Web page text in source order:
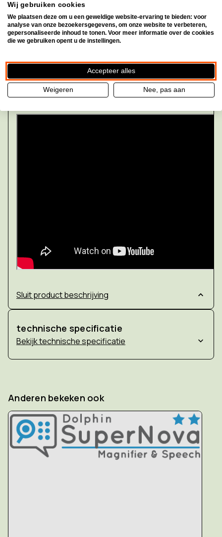
toekomstig gebruik
Tekst scannen, bekijken en
lezen
SuperNova's nieuwe Doc Reader
Sluit product beschrijving
technische specificatie
technische specificatie
Anderen bekeken ook
Wij gebruiken cookies
We plaatsen deze om u een geweldige website-ervaring te bieden: voor
analyse van onze bezoekersgegevens, om onze website te verbeteren,
gepersonaliseerde inhoud te tonen. Voor meer informatie over de cookies
die we gebruiken opent u de instellingen.
Accepteer alles
Weigeren Nee, pas aan